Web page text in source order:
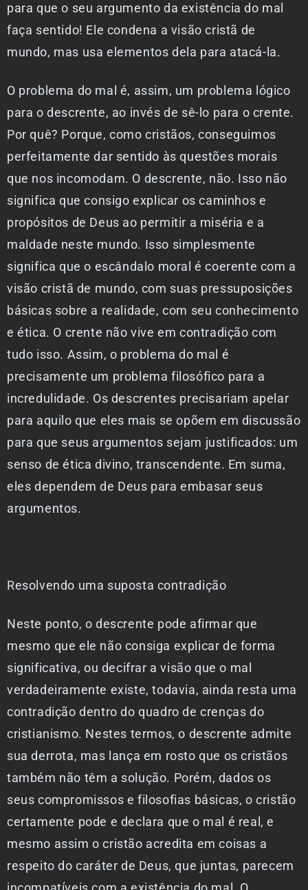
para que o seu argumento da existência do mal
faça sentido! Ele condena a visão cristã de
mundo, mas usa elementos dela para atacá-la.
O problema do mal é, assim, um problema lógico
para o descrente, ao invés de sê-lo para o crente.
Por quê? Porque, como cristãos, conseguimos
perfeitamente dar sentido às questões morais
que nos incomodam. O descrente, não. Isso não
significa que consigo explicar os caminhos e
propósitos de Deus ao permitir a miséria e a
maldade neste mundo. Isso simplesmente
significa que o escândalo moral é coerente com a
visão cristã de mundo, com suas pressuposições
básicas sobre a realidade, com seu conhecimento
e ética. O crente não vive em contradição com
tudo isso. Assim, o problema do mal é
precisamente um problema filosófico para a
incredulidade. Os descrentes precisariam apelar
para aquilo que eles mais se opõem em discussão
para que seus argumentos sejam justificados: um
senso de ética divino, transcendente. Em suma,
eles dependem de Deus para embasar seus
argumentos.
Resolvendo uma suposta contradição
Neste ponto, o descrente pode afirmar que
mesmo que ele não consiga explicar de forma
significativa, ou decifrar a visão que o mal
verdadeiramente existe, todavia, ainda resta uma
contradição dentro do quadro de crenças do
cristianismo. Nestes termos, o descrente admite
sua derrota, mas lança em rosto que os cristãos
também não têm a solução. Porém, dados os
seus compromissos e filosofias básicas, o cristão
certamente pode e declara que o mal é real, e
mesmo assim o cristão acredita em coisas a
respeito do caráter de Deus, que juntas, parecem